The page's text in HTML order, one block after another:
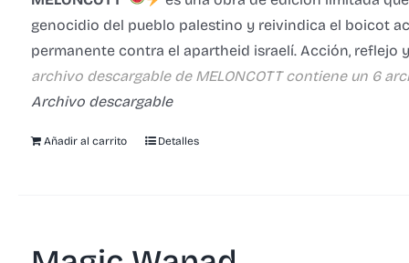
genocidio del pueblo palestino y reivindica el boicot
permanente contra el apartheid israelí. Acción, reflejo
archivo descargable de MELONCOTT contiene un 6
Archivo descargable
Añadir al carrito Detalles